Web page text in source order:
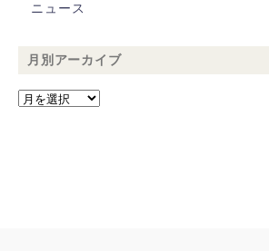
ニュース
月別アーカイブ